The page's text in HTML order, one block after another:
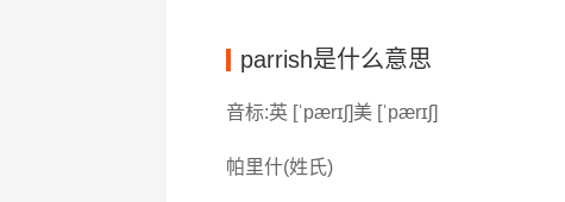
parrish是什么意思
音标:英 [ˈpærɪʃ]美 [ˈpærɪʃ]
帕里什(姓氏)